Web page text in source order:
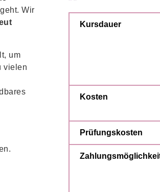
Wir
um
vielen
Kursdauer
Kosten
Prüfungskosten